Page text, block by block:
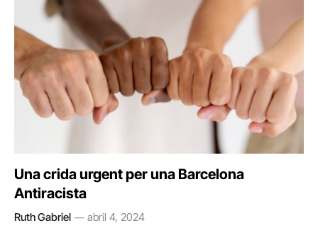
Una crida urgent per una Barcelona
Antiracista
Ruth Gabriel abril 4, 2024